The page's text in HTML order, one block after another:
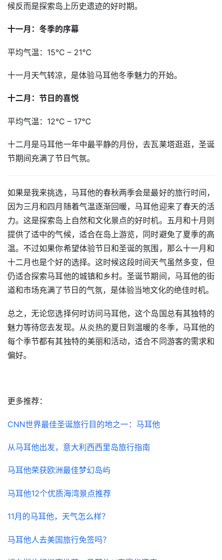
首
页
旅
候反而是探索岛上历史遗迹的好时期。
十一月：冬季的序幕
平均气温：15°C – 21°C
十一月天气转凉，是体验马耳他冬季魅力的开始。
十二月：节日的喜悦
平均气温：12°C – 17°C
十二月是马耳他一年中最平静的月份，去瓦莱塔逛逛，圣诞
节期间充满了节日气氛。
如果是我来挑选，马耳他的春秋两季会是最好的旅行时间，
因为三月和四月随着气温逐渐回暖，马耳他迎来了春天的活
力。这是探索岛上自然和文化景点的好时机。五月和十月则
提供了适中的气候，适合在岛上游览，同时避免了夏季的高
温。不过如果你希望体验节日和圣诞的氛围，那么十一月和
十二月也是个好的选择。这时候这段时间天气虽然多变，但
仍适合探索马耳他的城镇和乡村。圣诞节期间，马耳他的街
道和市场充满了节日的气氛，是体验当地文化的绝佳时机。
总之，无论您选择何时访问马耳他，这个岛国总有其独特的
魅力等待您去发现。从炎热的夏日到温暖的冬季，马耳他的
每个季节都有其独特的美丽和活动，适合不同游客的需求和
偏好。
更多推荐：
CNN世界最佳圣诞旅行目的地之一：马耳他
从马耳他出发，意大利西西里岛旅行指南
马耳他荣获欧洲最佳梦幻岛屿
马耳他12个优质海湾景点推荐
11月的马耳他，天气怎么样？
马耳他人去美国旅行免签吗？